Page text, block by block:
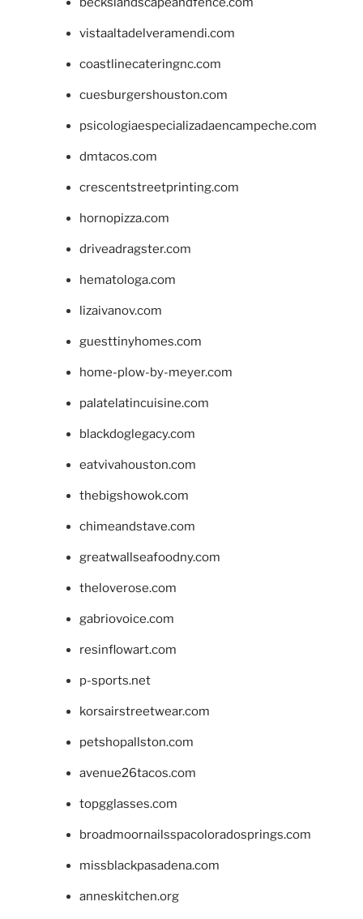
vistaaltadelveramendi.com
coastlinecateringnc.com
cuesburgershouston.com
psicologiaespecializadaencampeche.com
dmtacos.com
crescentstreetprinting.com
hornopizza.com
driveadragster.com
hematologa.com
lizaivanov.com
guesttinyhomes.com
home-plow-by-meyer.com
palatelatincuisine.com
blackdoglegacy.com
eatvivahouston.com
thebigshowok.com
chimeandstave.com
greatwallseafoodny.com
theloverose.com
gabriovoice.com
resinflowart.com
p-sports.net
korsairstreetwear.com
petshopallston.com
avenue26tacos.com
topgglasses.com
broadmoornailsspacoloradosprings.com
missblackpasadena.com
anneskitchen.org